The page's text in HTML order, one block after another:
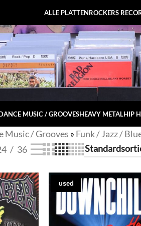
ALLE PLATTENROCKERS
MUSIC / GROOVESHEAVY METALHIP
Music / Grooves » Funk / Jazz /
36
used